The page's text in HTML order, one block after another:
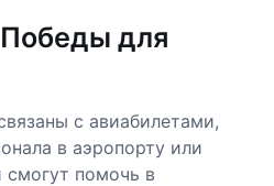
Победы для
с авиабилетами,
в аэропорту или
помочь в